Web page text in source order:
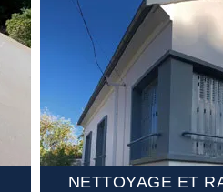
NETTOYAGE ET